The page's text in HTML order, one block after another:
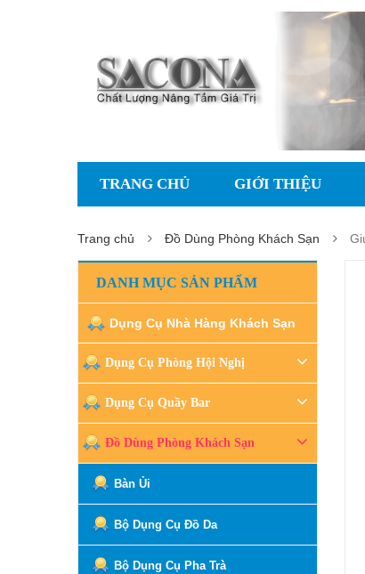
TRANG CHỦ GIỚI THIỆU
Trang chủ Đồ Dùng Phòng Khách Sạn
DANH MỤC SẢN PHẨM
Dụng Cụ Nhà Hàng Khách Sạn
Dụng Cụ Phòng Hội Nghị
Dụng Cụ Quầy Bar
Đồ Dùng Phòng Khách Sạn
Bàn Ủi
Bộ Dụng Cụ Đồ Da
Bộ Dụng Cụ Pha Trà